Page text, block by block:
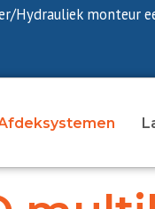
Hydrauliek monteur